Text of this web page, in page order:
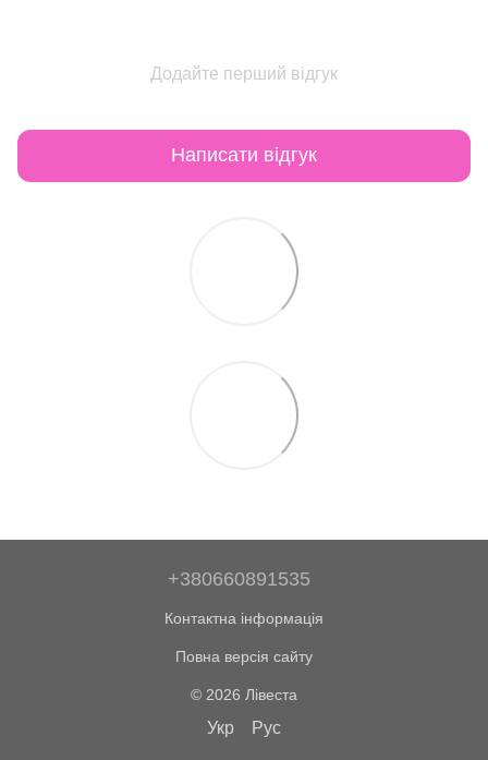
Додайте перший відгук
Написати відгук
+380660891535
Контактна інформація
Повна версія сайту
© 2026 Лівеста
Укр Рус